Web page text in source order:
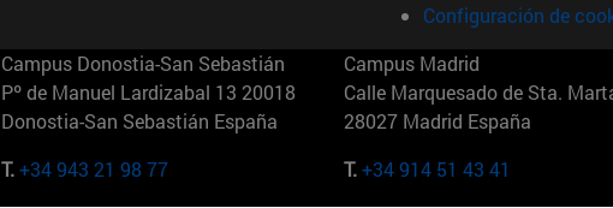
Configuración de
Campus Donostia-San Sebastián
Pº de Manuel Lardizabal 13 20018
Donostia-San Sebastián España
T.+34 943 21 98 77
Campus Madrid
Calle Marquesado de Sta.
28027 Madrid España
T.+34 914 51 43 41